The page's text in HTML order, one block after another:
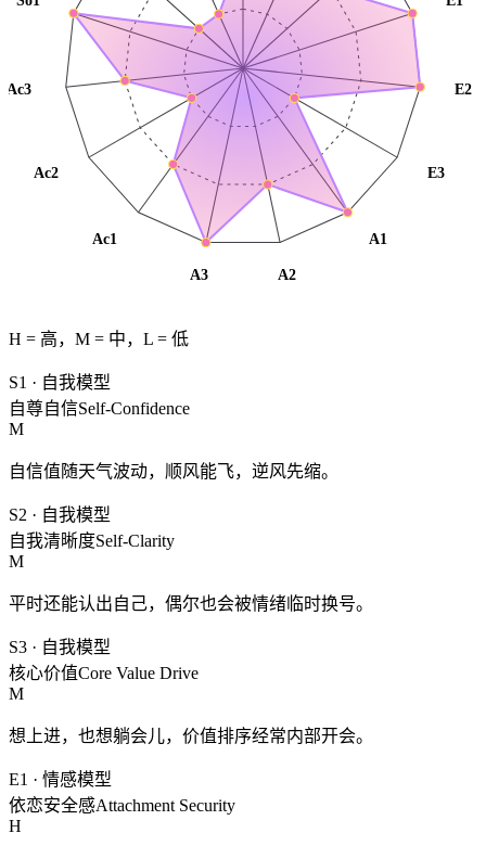
E2
E3
A1
A2
A3
Ac1
Ac2
Ac3
H = 高，M = 中，L = 低
S1 · 自我模型
自尊自信Self-Confidence
M
自信值随天气波动，顺风能飞，逆风先缩。
S2 · 自我模型
自我清晰度Self-Clarity
M
平时还能认出自己，偶尔也会被情绪临时换号。
S3 · 自我模型
核心价值Core Value Drive
M
想上进，也想躺会儿，价值排序经常内部开会。
E1 · 情感模型
依恋安全感Attachment Security
H